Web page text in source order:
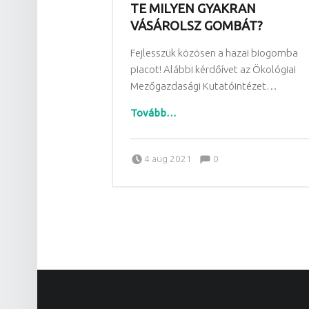
TE MILYEN GYAKRAN
VÁSÁROLSZ GOMBÁT?
Fejlesszük közösen a hazai biogomba
piacot! Alábbi kérdőívet az Ökológiai
Mezőgazdasági Kutatóintézet…
Tovább…
4 aug 2021 Vattamány Ágnes Comments:0